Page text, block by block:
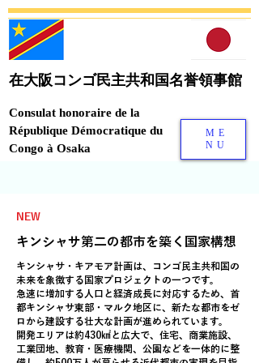
在大阪コンゴ民主共和国名誉領事館
Consulat honoraire de la
République Démocratique du
Congo à Osaka
ME
NU
​NEW
キンシャサ第二の都市を築く国家構想
キンシャサ・キアモア計画は、コンゴ民主共和国の
未来を象徴する国家プロジェクトの一つです。
急速に増加する人口と経済成長に対応するため、首
都キンシャサ東部・マルク地区に、新たな都市をゼ
ロから建設する壮大な計画が進められています。
開発エリアは約430㎢と広大で、住宅、商業施設、
工業団地、教育・医療機関、公園などを一体的に整